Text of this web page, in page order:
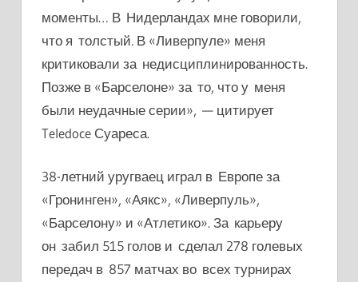
моменты… В Нидерландах мне говорили,
что я толстый. В «Ливерпуле» меня
критиковали за недисциплинированность.
Позже в «Барселоне» за то, что у меня
были неудачные серии», — цитирует
Teledoce Суареса.
38-летний уругваец играл в Европе за
«Гронинген», «Аякс», «Ливерпуль»,
«Барселону» и «Атлетико». За карьеру
он забил 515 голов и сделал 278 голевых
передач в 857 матчах во всех турнирах